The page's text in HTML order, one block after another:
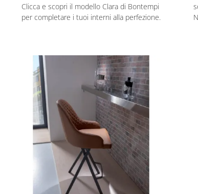
Clicca e scopri il modello Clara di Bontempi
per completare i tuoi interni alla perfezione.